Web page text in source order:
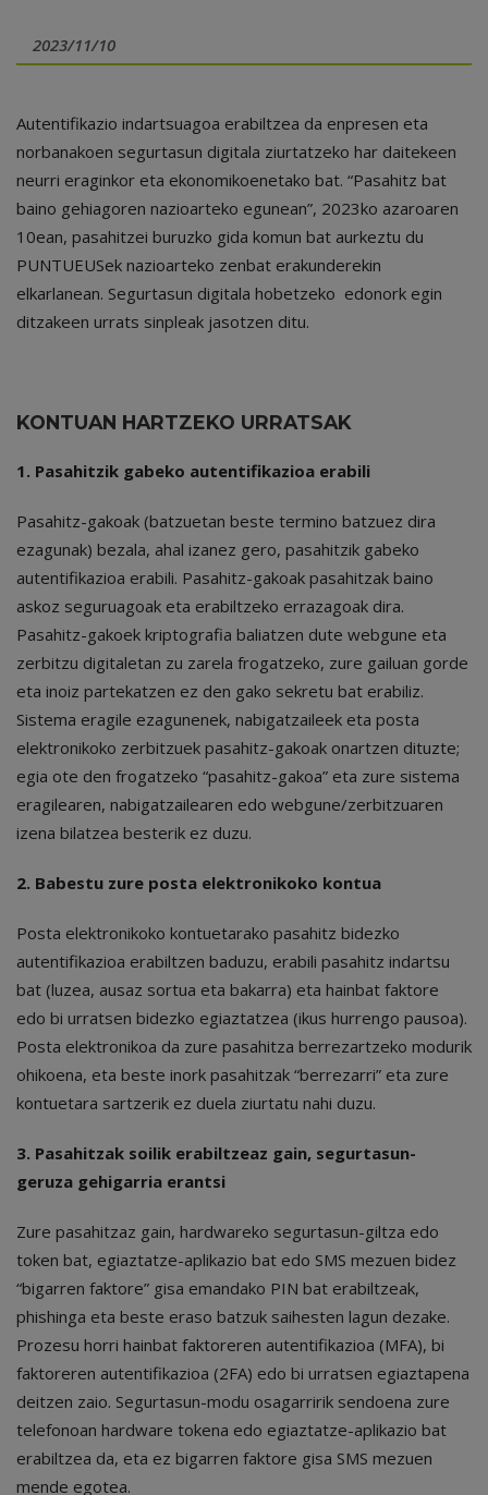
2023/11/10
Autentifikazio indartsuagoa erabiltzea da enpresen eta
norbanakoen segurtasun digitala ziurtatzeko har daitekeen
neurri eraginkor eta ekonomikoenetako bat. “Pasahitz bat
baino gehiagoren nazioarteko egunean”, 2023ko azaroaren
10ean, pasahitzei buruzko gida komun bat aurkeztu du
PUNTUEUSek nazioarteko zenbat erakunderekin
elkarlanean. Segurtasun digitala hobetzeko edonork egin
ditzakeen urrats sinpleak jasotzen ditu.
KONTUAN HARTZEKO URRATSAK
1. Pasahitzik gabeko autentifikazioa erabili
Pasahitz-gakoak (batzuetan beste termino batzuez dira
ezagunak) bezala, ahal izanez gero, pasahitzik gabeko
autentifikazioa erabili. Pasahitz-gakoak pasahitzak baino
askoz seguruagoak eta erabiltzeko errazagoak dira.
Pasahitz-gakoek kriptografia baliatzen dute webgune eta
zerbitzu digitaletan zu zarela frogatzeko, zure gailuan gorde
eta inoiz partekatzen ez den gako sekretu bat erabiliz.
Sistema eragile ezagunenek, nabigatzaileek eta posta
elektronikoko zerbitzuek pasahitz-gakoak onartzen dituzte;
egia ote den frogatzeko “pasahitz-gakoa” eta zure sistema
eragilearen, nabigatzailearen edo webgune/zerbitzuaren
izena bilatzea besterik ez duzu.
2. Babestu zure posta elektronikoko kontua
Posta elektronikoko kontuetarako pasahitz bidezko
autentifikazioa erabiltzen baduzu, erabili pasahitz indartsu
bat (luzea, ausaz sortua eta bakarra) eta hainbat faktore
edo bi urratsen bidezko egiaztatzea (ikus hurrengo pausoa).
Posta elektronikoa da zure pasahitza berrezartzeko modurik
ohikoena, eta beste inork pasahitzak “berrezarri” eta zure
kontuetara sartzerik ez duela ziurtatu nahi duzu.
3. Pasahitzak soilik erabiltzeaz gain, segurtasun-
geruza gehigarria erantsi
Zure pasahitzaz gain, hardwareko segurtasun-giltza edo
token bat, egiaztatze-aplikazio bat edo SMS mezuen bidez
“bigarren faktore” gisa emandako PIN bat erabiltzeak,
phishinga eta beste eraso batzuk saihesten lagun dezake.
Prozesu horri hainbat faktoreren autentifikazioa (MFA), bi
faktoreren autentifikazioa (2FA) edo bi urratsen egiaztapena
deitzen zaio. Segurtasun-modu osagarririk sendoena zure
telefonoan hardware tokena edo egiaztatze-aplikazio bat
erabiltzea da, eta ez bigarren faktore gisa SMS mezuen
mende egotea.